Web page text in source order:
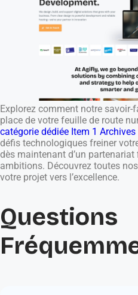
Explorez comment notre savoir-
place de votre feuille de route
catégorie dédiée Item 1
défis technologiques freiner
dès maintenant d’un
ambitions. Découvrez toutes
votre projet vers l’excellence.
Questions